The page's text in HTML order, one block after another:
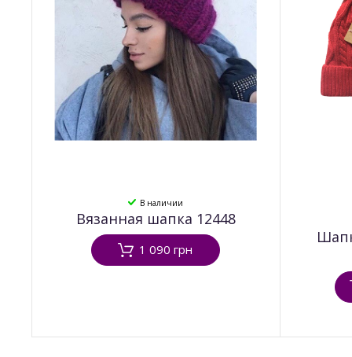
В наличии
Вязанная шапка 12448
1 090 грн